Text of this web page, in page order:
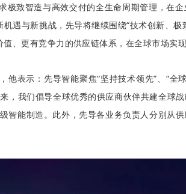
极致智造与高效交付的全生命周期管理，在企
遇与新挑战，先导将继续围绕“技术创新、极
、更有竞争力的供应链体系，在全球市场实现
表示：先导智能聚焦“坚持技术领先”、“全
，我们倡导全球优秀的供应商伙伴共建全球
智能制造。 此外，先导各业务负责人分别从